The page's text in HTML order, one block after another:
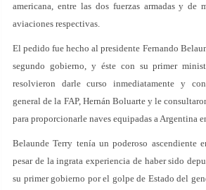
americana, entre las dos fuerzas armadas y de
aviaciones respectivas.
El pedido fue hecho al presidente Fernando
segundo gobierno, y éste con su primer
resolvieron darle curso inmediatamente y
general de la FAP, Hernán Boluarte y le
para proporcionarle naves equipadas a Argentina
Belaunde Terry tenía un poderoso ascendiente
pesar de la ingrata experiencia de haber sido
su primer gobierno por el golpe de Estado del